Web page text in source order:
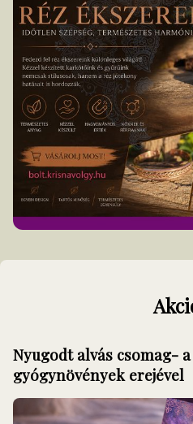
Nyugodt alvás csomag- a
gyógynövények erejével